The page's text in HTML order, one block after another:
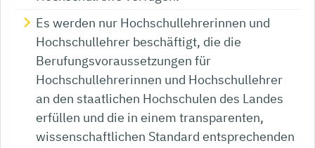
Es werden nur Hochschullehrerinnen und
Hochschullehrer beschäftigt, die die
Berufungsvoraussetzungen für
Hochschullehrerinnen und Hochschullehrer
an den staatlichen Hochschulen des Landes
erfüllen und die in einem transparenten,
wissenschaftlichen Standard entsprechenden